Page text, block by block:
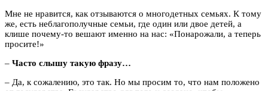
Мне не нравится, как отзываются о многодетных семьях. К тому
же, есть неблагополучные семьи, где один или двое детей, а
клише почему-то вешают именно на нас: «Понарожали, а теперь
просите!»
– Часто слышу такую фразу…
– Да, к сожалению, это так. Но мы просим то, что нам положено